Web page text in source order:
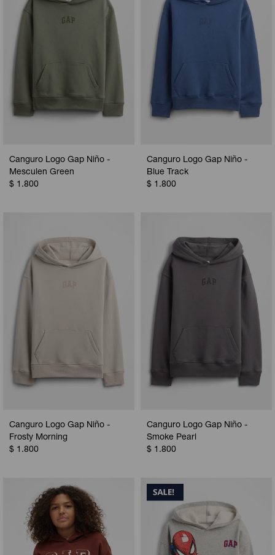
Canguro Logo Gap Niño -
Mesculen Green
$ 1.800
Canguro Logo Gap Niño -
Blue Track
$ 1.800
Canguro Logo Gap Niño -
Frosty Morning
$ 1.800
Canguro Logo Gap Niño -
Smoke Pearl
$ 1.800